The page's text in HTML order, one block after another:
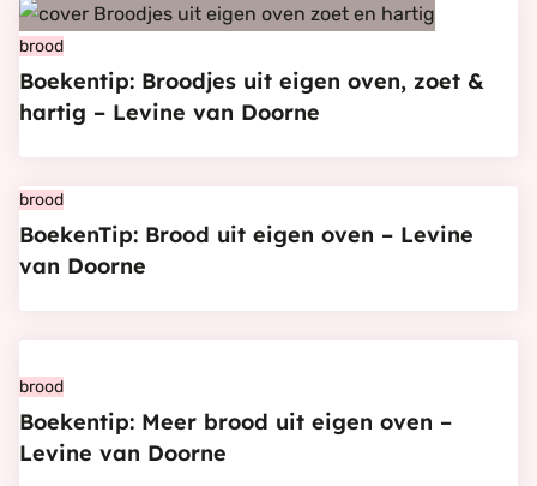
Bekijk
Boekentip:
Broodjes
uit
zoet
&
hartig
van
Doorne
brood
Boekentip: Broodjes uit eigen oven, zoet &
hartig – Levine van Doorne
Bekijk
BoekenTip:
Brood
–
Levine
van
brood
BoekenTip: Brood uit eigen oven – Levine
van Doorne
Boekentip:
Meer
brood
brood
Boekentip: Meer brood uit eigen oven –
Levine van Doorne